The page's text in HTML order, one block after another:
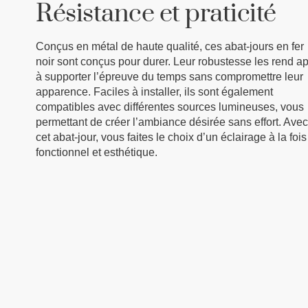
Résistance et praticité
Conçus en métal de haute qualité, ces abat-jours en fer
noir sont conçus pour durer. Leur robustesse les rend
à supporter l’épreuve du temps sans compromettre leur
apparence. Faciles à installer, ils sont également
compatibles avec différentes sources lumineuses, vous
permettant de créer l’ambiance désirée sans effort. Avec
cet abat-jour, vous faites le choix d’un éclairage à la fois
fonctionnel et esthétique.